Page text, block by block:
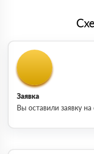
Заявка
Вы оставили заявку на